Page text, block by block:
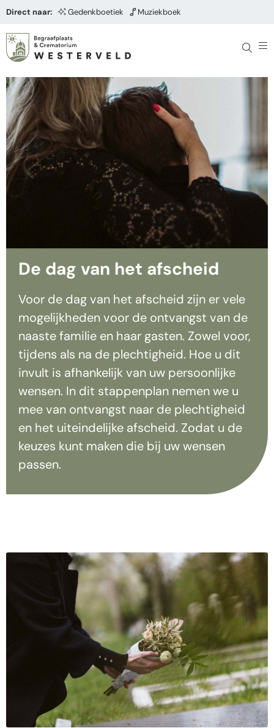
Direct naar: Gedenkboetiek Muziekboek
De dag van het afscheid
Voor de dag van het afscheid zijn er vele
mogelijkheden voor de ontvangst van de
naaste familie en haar gasten. Zowel voor,
tijdens als na de plechtigheid. Hoe u dit
invult is afhankelijk van uw persoonlijke
wensen. In dit stappenplan nemen we u
mee van ontvangst naar de plechtigheid
en het uiteindelijke afscheid. Zodat u de
keuzes kunt maken die bij uw wensen
passen.